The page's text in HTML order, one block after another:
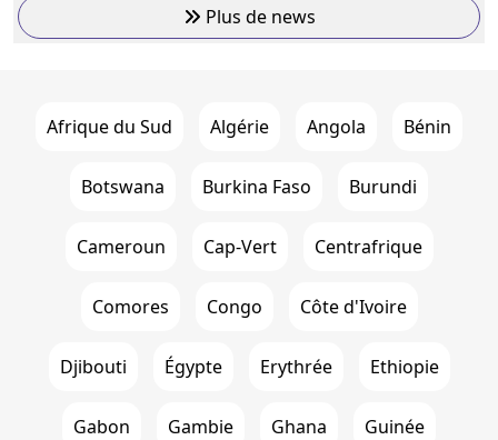
Plus de news
Afrique du Sud Algérie Angola Bénin
Botswana Burkina Faso Burundi
Cameroun Cap-Vert Centrafrique
Comores Congo Côte d'Ivoire
Djibouti Égypte Erythrée Ethiopie
Gabon Gambie Ghana Guinée